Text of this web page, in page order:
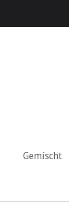
Gemischt